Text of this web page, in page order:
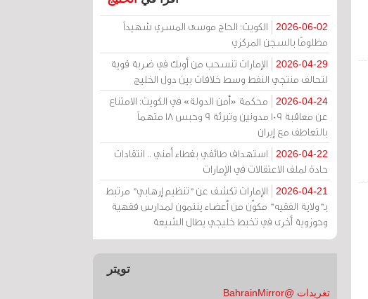
2026-06-02
الكويت: الحاج موسى المسري شهيداً
مظلومًا بالسجن المركزي
2026-04-29
الإمارات تنسحب من أوبك في ضربة قوية
لتحالف منتجي النفط وسط خلافات بين دول الخليج
2026-04-24
محكمة «أمن الدولة» في الكويت: الامتناع
عن معاقبة 109 مدونين وتبرئة 9 وحبس 18 متهماً
بالتعاطف مع إيران
2026-04-22
استهداف طائفي بغطاء أمني .. انتقادات
حادة لملف الاعتقالات في الإمارات
2026-04-21
الإمارات تكشف عن "تنظيم إرهابي" مرتبط
بـ"ولاية الفقيه" مكوّن من أعضاء ينتمون لمدارس فقهية
وحوزوية أخرى في تخبط خليجي يطال الشيعة
تويتر
تغريدات @BahrainMirror